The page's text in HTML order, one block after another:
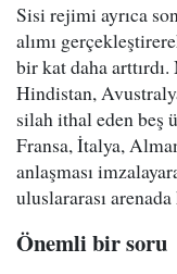
Sisi rejimi ayrıca
alımı
bir kat daha
Hindistan,
silah ithal eden beş
Fransa, İtalya,
anlaşması
uluslararası
Önemli bir soru